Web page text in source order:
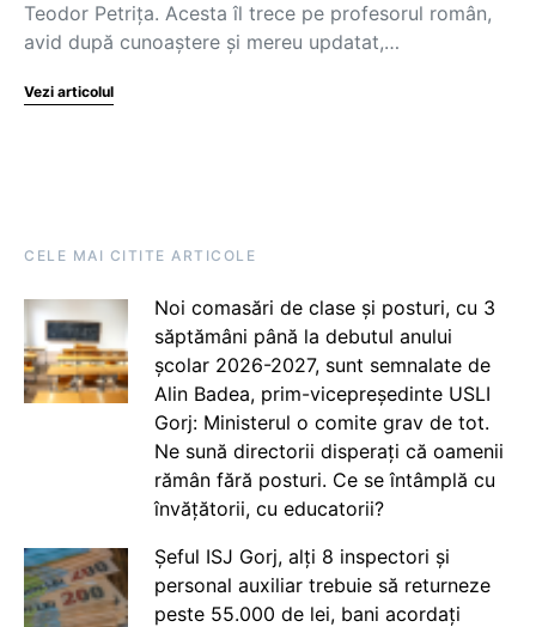
Teodor Petrița. Acesta îl trece pe profesorul român,
avid după cunoaștere și mereu updatat,…
Vezi articolul
CELE MAI CITITE ARTICOLE
Noi comasări de clase și posturi, cu 3
săptămâni până la debutul anului
școlar 2026-2027, sunt semnalate de
Alin Badea, prim-vicepreședinte USLI
Gorj: Ministerul o comite grav de tot.
Ne sună directorii disperați că oamenii
rămân fără posturi. Ce se întâmplă cu
învățătorii, cu educatorii?
Șeful ISJ Gorj, alți 8 inspectori și
personal auxiliar trebuie să returneze
peste 55.000 de lei, bani acordați